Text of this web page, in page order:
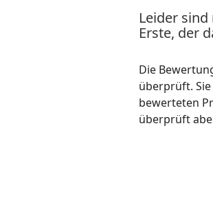
Leider
Erste, der
Die
überprüft.
bewerteten
überprüft